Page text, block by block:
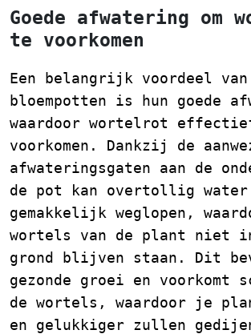
Goede afwatering om
te voorkomen
Een belangrijk voordeel
bloempotten is hun goede
waardoor wortelrot
voorkomen. Dankzij de
afwateringsgaten aan de
de pot kan overtollig water
gemakkelijk weglopen,
wortels van de plant niet
grond blijven staan. Dit
gezonde groei en voorkomt
de wortels, waardoor je
en gelukkiger zullen